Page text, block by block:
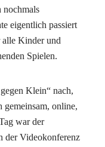
nochmals
eigentlich passiert
alle Kinder und
Spielen.
Klein“ nach,
gemeinsam, online,
war der
der Videokonferenz